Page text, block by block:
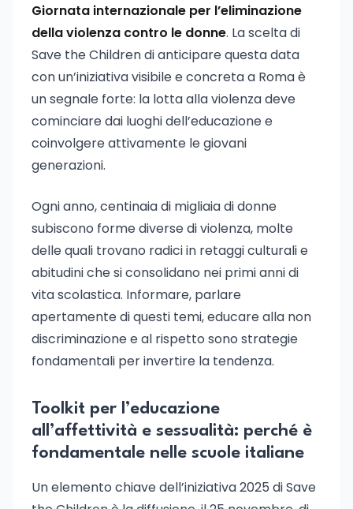
Giornata internazionale per l’eliminazione
della violenza contro le donne. La scelta di
Save the Children di anticipare questa data
con un’iniziativa visibile e concreta a Roma è
un segnale forte: la lotta alla violenza deve
cominciare dai luoghi dell’educazione e
coinvolgere attivamente le giovani
generazioni.
Ogni anno, centinaia di migliaia di donne
subiscono forme diverse di violenza, molte
delle quali trovano radici in retaggi culturali e
abitudini che si consolidano nei primi anni di
vita scolastica. Informare, parlare
apertamente di questi temi, educare alla non
discriminazione e al rispetto sono strategie
fondamentali per invertire la tendenza.
Toolkit per l’educazione
all’affettività e sessualità: perché è
fondamentale nelle scuole italiane
Un elemento chiave dell’iniziativa 2025 di Save